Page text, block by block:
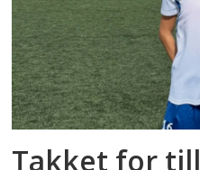
Takket for